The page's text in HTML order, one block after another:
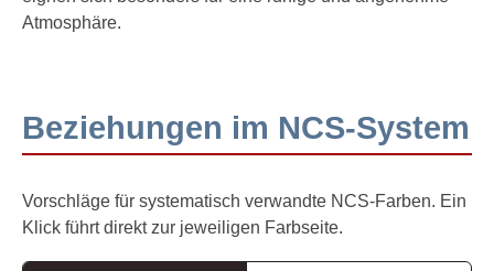
Atmosphäre.
Beziehungen im NCS-System
Vorschläge für systematisch verwandte NCS-Farben. Ein
Klick führt direkt zur jeweiligen Farbseite.